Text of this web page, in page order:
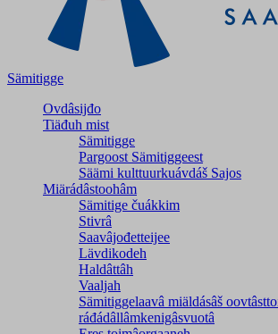
Sämitigge
Ovdâsijđo
Tiäđuh mist
Sämitigge
Pargoost Sämitiggeest
Säämi kulttuurkuávdáš Sajos
Miärádâstoohâm
Sämitige čuákkim
Stivrâ
Saavâjođetteijee
Lävdikodeh
Haldâttâh
Vaaljah
Sämitiggelaavâ miäldásâš
ráđádâllâmkenigâsvuotâ